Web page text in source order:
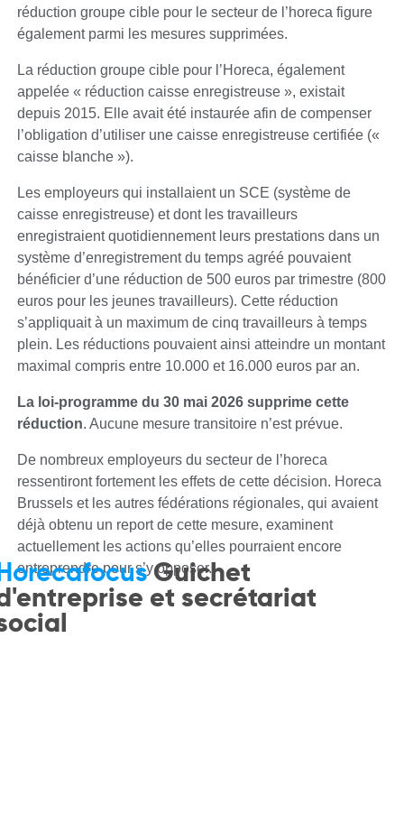
réduction groupe cible pour le secteur de l’horeca figure
également parmi les mesures supprimées.
La réduction groupe cible pour l’Horeca, également
appelée « réduction caisse enregistreuse », existait
depuis 2015. Elle avait été instaurée afin de compenser
l’obligation d’utiliser une caisse enregistreuse certifiée («
caisse blanche »).
Les employeurs qui installaient un SCE (système de
caisse enregistreuse) et dont les travailleurs
enregistraient quotidiennement leurs prestations dans un
système d’enregistrement du temps agréé pouvaient
bénéficier d’une réduction de 500 euros par trimestre (800
euros pour les jeunes travailleurs). Cette réduction
s’appliquait à un maximum de cinq travailleurs à temps
plein. Les réductions pouvaient ainsi atteindre un montant
maximal compris entre 10.000 et 16.000 euros par an.
La loi-programme du 30 mai 2026 supprime cette
réduction. Aucune mesure transitoire n’est prévue.
De nombreux employeurs du secteur de l’horeca
ressentiront fortement les effets de cette décision. Horeca
Brussels et les autres fédérations régionales, qui avaient
déjà obtenu un report de cette mesure, examinent
actuellement les actions qu’elles pourraient encore
entreprendre pour s’y opposer.
Guichet
et secrétariat